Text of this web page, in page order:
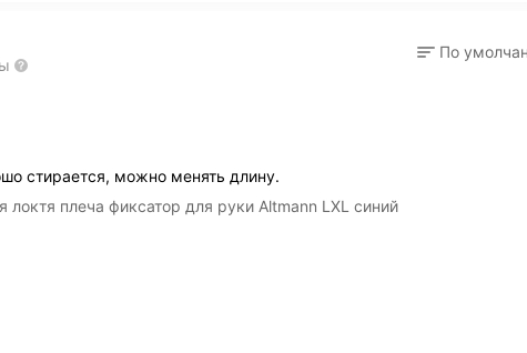
По
стирается, можно менять длину.
плеча фиксатор для руки Altmann LXL синий